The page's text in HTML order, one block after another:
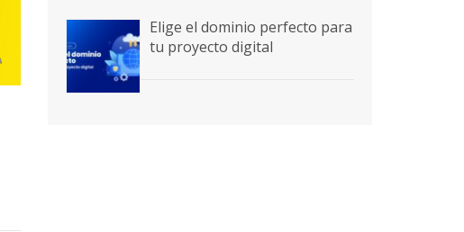
Elige el dominio perfecto para
tu proyecto digital